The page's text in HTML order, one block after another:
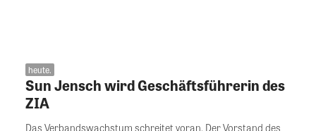
heute.
Sun Jensch wird Geschäftsführerin des
ZIA
Das Verbandswachstum schreitet voran. Der Vorstand des